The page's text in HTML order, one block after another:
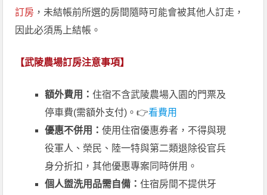
訂房 ，未結帳前所選的房間隨時可能會被其他人訂走，
因此必須馬上結帳。
【武陵農場訂房注意事項】
額外費用：住宿不含武陵農場入園的門票及
停車費(需額外支付)。👉看費用
優惠不併用：使用住宿優惠券者，不得與現
役軍人、榮民、陸一特與第二類退除役官兵
身分折扣，其他優惠專案同時併用。
個人盥洗用品需自備：住宿房間不提供牙